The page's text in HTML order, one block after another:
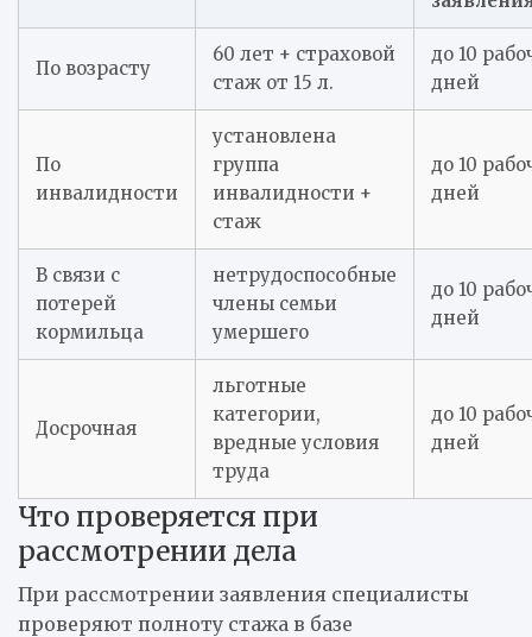
По возрасту
60 лет + страховой
стаж от 15 л.
до 10
дней
По
инвалидности
установлена
группа
инвалидности +
стаж
до 10
дней
В связи с
потерей
кормильца
нетрудоспособные
члены семьи
умершего
до 10
дней
Досрочная
льготные
категории,
вредные условия
труда
до 10
дней
Что проверяется при
рассмотрении дела
При рассмотрении заявления специалисты
проверяют полноту стажа в базе